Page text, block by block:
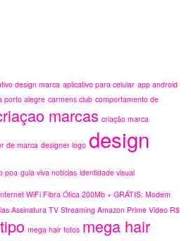
WiFi Fibra Ótica 200Mb + GRÁTIS: Modem
Assinatura TV Streaming Amazon Prime Video R$
mega hair
19 nao-poluentes notícias centro histórico
grupos popup store publicitário
site de notícias smartcare
tendências tia carmen tia carmen desiste
novo